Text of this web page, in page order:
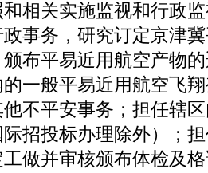
相关实施监视和行政
事务，研究订定京津
布平易近用航空产物
一般平易近用航空飞
不平安事务；担任辖
招投标办理除外）；
做并审核颁布体检及